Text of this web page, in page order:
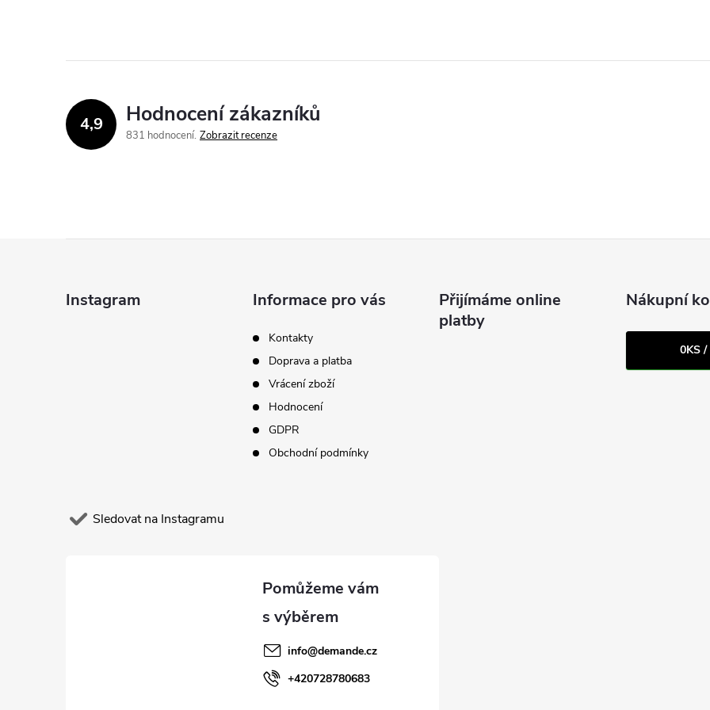
4,9 Hodnocení zákazníků
831 hodnocení Zobrazit recenze
Instagram
Sledovat na Instagramu
Informace pro vás
Kontakty
Doprava a platba
Vrácení zboží
Hodnocení
GDPR
Obchodní podmínky
Přijímáme online
platby
Nákupní
0KS /
info@demande.cz
+420728780683